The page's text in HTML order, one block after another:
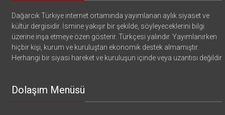
Dağarcık Türkiye internet ortamında yayımlanan aylık siyaset ve
kültür dergisidir. İsmine yakışır bir şekilde, söyleyeceklerini bilgi
üzerine inşa etmeye özen gösterir. Türkçesi yalındır. Yayımlanırken
hiçbir kişi, kurum ve kuruluştan ekonomik destek almamıştır.
Herhangi bir siyasi hareket ve kuruluşun içinde veya uzantısı değildir
Dolaşım Menüsü